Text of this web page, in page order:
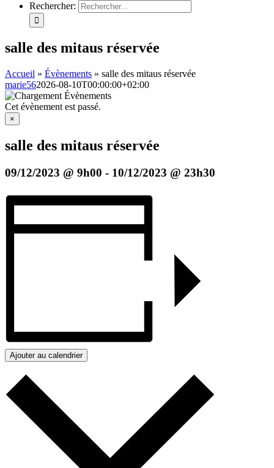
Rechercher:
salle des mitaus réservée
Accueil » Évènements » salle des mitaus réservée
marie562026-08-10T00:00:00+02:00
Cet évènement est passé.
×
salle des mitaus réservée
09/12/2023 @ 9h00 - 10/12/2023 @ 23h30
Ajouter au calendrier